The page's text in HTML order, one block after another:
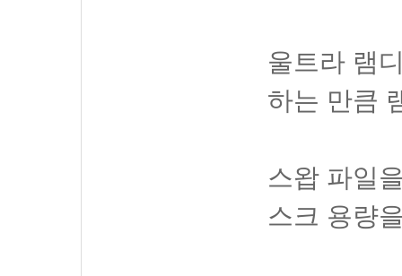
울트라 램
하는 만큼
스왑 파일
스크 용량